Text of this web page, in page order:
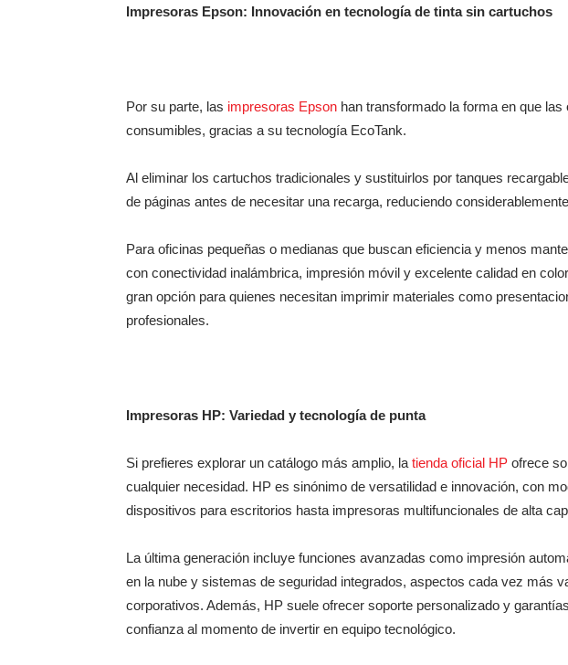
Impresoras Epson: Innovación en tecnología de tinta sin cartuchos
Por su parte, las impresoras Epson han transformado la forma en que
consumibles, gracias a su tecnología EcoTank.
Al eliminar los cartuchos tradicionales y sustituirlos por tanques
de páginas antes de necesitar una recarga, reduciendo
Para oficinas pequeñas o medianas que buscan eficiencia y menos
con conectividad inalámbrica, impresión móvil y excelente calidad en
gran opción para quienes necesitan imprimir materiales como
profesionales.
Impresoras HP: Variedad y tecnología de punta
Si prefieres explorar un catálogo más amplio, la tienda oficial HP ofrece
cualquier necesidad. HP es sinónimo de versatilidad e innovación, con
dispositivos para escritorios hasta impresoras multifuncionales de alta
La última generación incluye funciones avanzadas como impresión
en la nube y sistemas de seguridad integrados, aspectos cada vez más
corporativos. Además, HP suele ofrecer soporte personalizado y
confianza al momento de invertir en equipo tecnológico.